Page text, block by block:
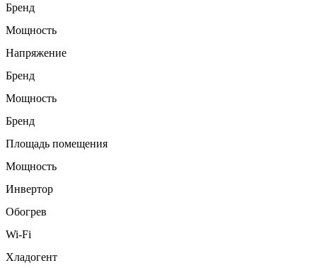
Бренд
Мощность
Напряжение
Бренд
Мощность
Бренд
Площадь помещения
Мощность
Инвертор
Обогрев
Wi-Fi
Хладогент